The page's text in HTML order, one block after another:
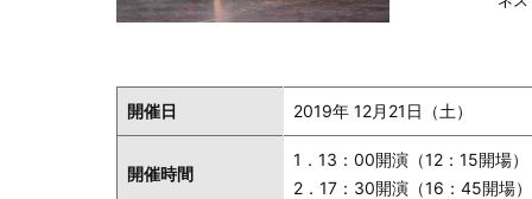
開催日 2019年 12月21日（土）
開催時間
1．13：00開演（12：15開場）
2．17：30開演（16：45開場）